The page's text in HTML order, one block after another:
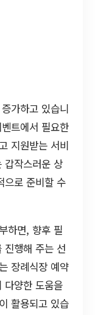
가하고 있습니
트에서 필요한
지원받는 서비
갑작스러운 상
으로 준비할 수
하면, 향후 필
진행해 주는 선
장례식장 예약
다양한 도움을
활용되고 있습